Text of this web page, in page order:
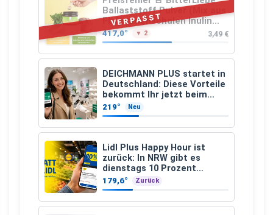
VERPASST
Ballaststoff Pulver (Mix aus
Flohsamenschalen Inulin
(Präbiotika) Leinsamen &
Apfelfaser)
417,0° ▼ 2 3,49 €
DEICHMANN PLUS startet in
Deutschland: Diese Vorteile
bekommt Ihr jetzt beim
Schuhkauf
219° Neu
Lidl Plus Happy Hour ist
zurück: In NRW gibt es
dienstags 10 Prozent
Rabatt
179,6° Zurück